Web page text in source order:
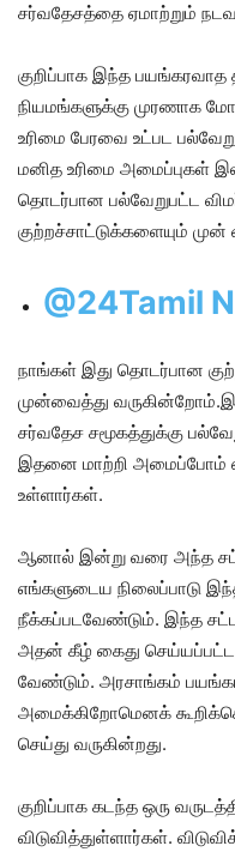
சர்வதேசத்தை ஏமாற்றும்
குறிப்பாக இந்த
நியமங்களுக்கு முரணாக
உரிமை பேரவை உட்பட
மனித உரிமை அமைப்புகள்
தொடர்பான பல்வேறுபட்ட
குற்றச்சாட்டுக்களையும்
@24Tamil
நாங்கள் இது தொடர்பான
முன்வைத்து
சர்வதேச சமூகத்துக்கு
இதனை மாற்றி அமைப்போம்
உள்ளார்கள்.
ஆனால் இன்று வரை அந்த
எங்களுடைய நிலைப்பாடு
நீக்கப்படவேண்டும். இந்த
அதன் கீழ் கைது செய்யப்பட்ட
வேண்டும். அரசாங்கம்
அமைக்கிறோமெனக்
செய்து வருகின்றது.
குறிப்பாக கடந்த ஒரு
விடுவித்துள்ளார்கள்.